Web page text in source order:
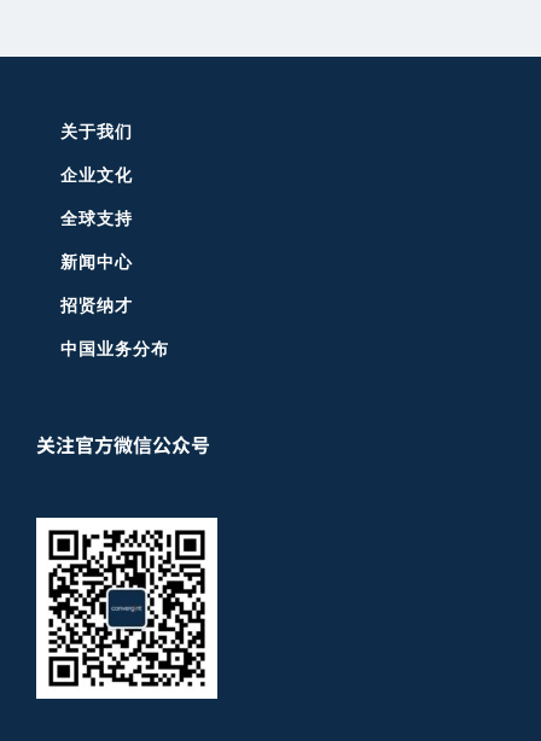
关于我们
企业文化
全球支持
新闻中心
招贤纳才
中国业务分布
关注官方微信公众号